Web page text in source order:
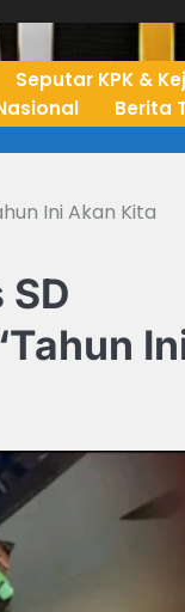
Seputar KPK &
Berita
Ini Akan Kita